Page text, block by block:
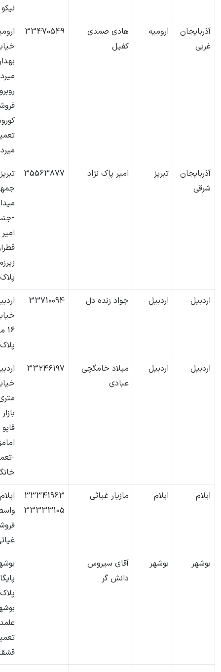
نیکو
آذربایجان
غربی
ارومیه
هادی صمدی
کفیل
33470549
آذربایجان
شرقی
تبریز امیر پاک نژاد 35563877
-
پلاک
اردبیل
اردبیل جواد زنده دل 33710094
پلاک138
اردبیل
اردبیل
میلاد خامگچی
عبادی
۳۳۲۴۶۱۹۷
-
ایلام
ایلام مازیار غیاثی
33341963
33333105
بوشهر
بوشهر
آقای سیروس
دانش گر